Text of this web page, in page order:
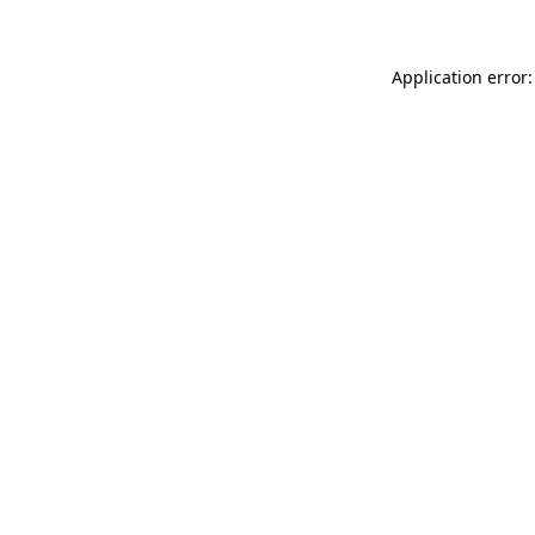
Application